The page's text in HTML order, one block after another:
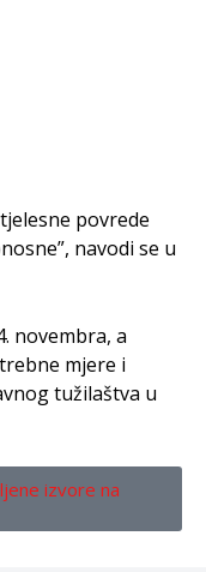
povrede
navodi se u
novembra, a
mjere i
tužilaštva u
izvore na